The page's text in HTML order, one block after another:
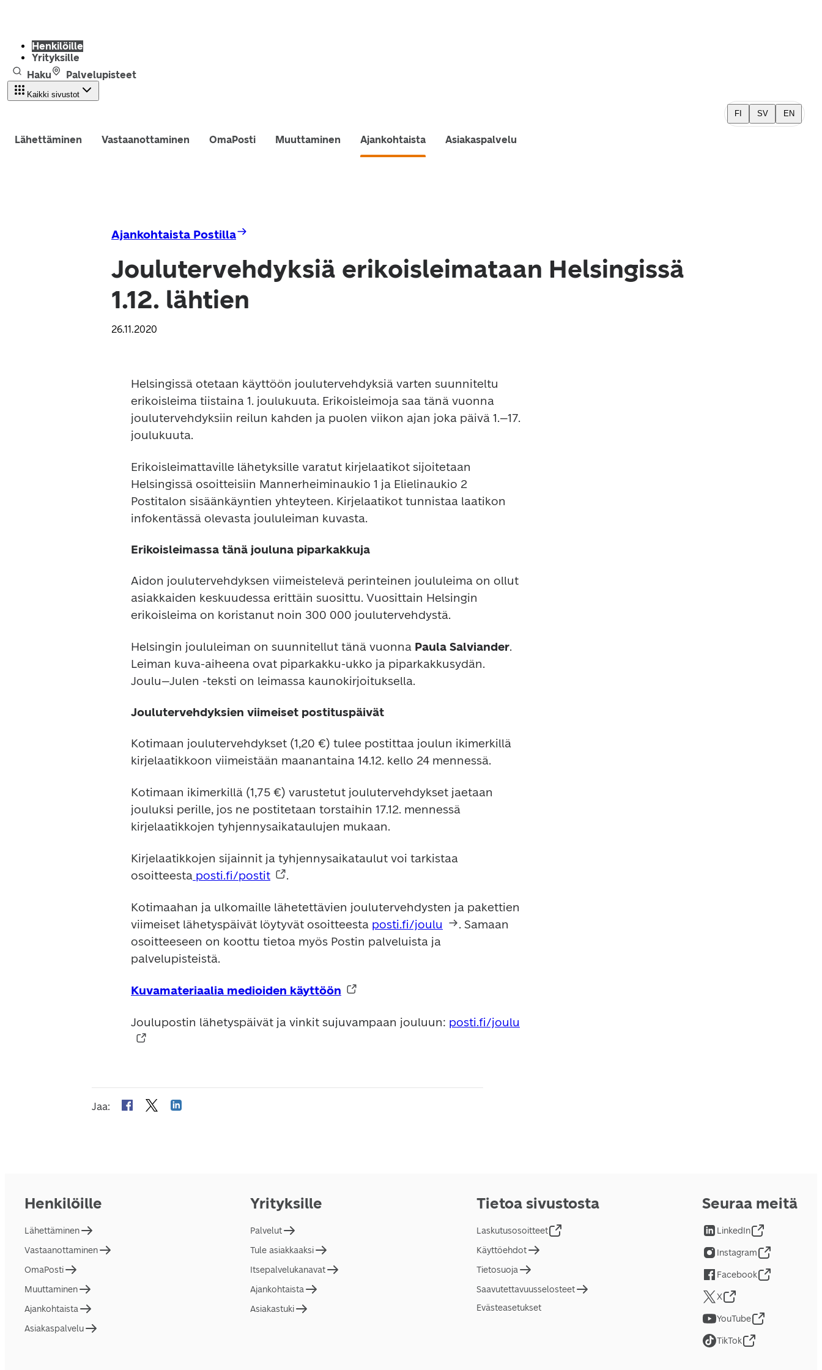
Henkilöille
Yrityksille
Haku
Palvelupisteet
Kaikki sivustot
FI SV EN
Lähettäminen Vastaanottaminen OmaPosti Muuttaminen Ajankohtaista Asiakaspalvelu
Ajankohtaista Postilla
Joulutervehdyksiä erikoisleimataan Helsingissä
1.12. lähtien
26.11.2020
Helsingissä otetaan käyttöön joulutervehdyksiä varten suunniteltu
erikoisleima tiistaina 1. joulukuuta. Erikoisleimoja saa tänä vuonna
joulutervehdyksiin reilun kahden ja puolen viikon ajan joka päivä 1.–17.
joulukuuta.
Erikoisleimattaville lähetyksille varatut kirjelaatikot sijoitetaan
Helsingissä osoitteisiin Mannerheiminaukio 1 ja Elielinaukio 2
Postitalon sisäänkäyntien yhteyteen. Kirjelaatikot tunnistaa laatikon
infokentässä olevasta joululeiman kuvasta.
Erikoisleimassa tänä jouluna piparkakkuja
Aidon joulutervehdyksen viimeistelevä perinteinen joululeima on ollut
asiakkaiden keskuudessa erittäin suosittu. Vuosittain Helsingin
erikoisleima on koristanut noin 300 000 joulutervehdystä.
Helsingin joululeiman on suunnitellut tänä vuonna Paula Salviander.
Leiman kuva-aiheena ovat piparkakku-ukko ja piparkakkusydän.
Joulu–Julen -teksti on leimassa kaunokirjoituksella.
Joulutervehdyksien viimeiset postituspäivät
Kotimaan joulutervehdykset (1,20 €) tulee postittaa joulun ikimerkillä
kirjelaatikkoon viimeistään maanantaina 14.12. kello 24 mennessä.
Kotimaan ikimerkillä (1,75 €) varustetut joulutervehdykset jaetaan
jouluksi perille, jos ne postitetaan torstaihin 17.12. mennessä
kirjelaatikkojen tyhjennysaikataulujen mukaan.
Kirjelaatikkojen sijainnit ja tyhjennysaikataulut voi tarkistaa
osoitteesta posti.fi/postit .
Kotimaahan ja ulkomaille lähetettävien joulutervehdysten ja pakettien
viimeiset lähetyspäivät löytyvät osoitteesta posti.fi/joulu
. Samaan
osoitteeseen on koottu tietoa myös Postin palveluista ja
palvelupisteistä.
Kuvamateriaalia medioiden käyttöön
Joulupostin lähetyspäivät ja vinkit sujuvampaan jouluun: posti.fi/joulu
Jaa:
Henkilöille
Lähettäminen
Vastaanottaminen
OmaPosti
Muuttaminen
Ajankohtaista
Asiakaspalvelu
Yrityksille
Palvelut
Tule asiakkaaksi
Itsepalvelukanavat
Ajankohtaista
Asiakastuki
Tietoa sivustosta
Laskutusosoitteet
Käyttöehdot
Tietosuoja
Saavutettavuusselosteet
Evästeasetukset
Seuraa meitä
LinkedIn
Instagram
Facebook
X
YouTube
TikTok